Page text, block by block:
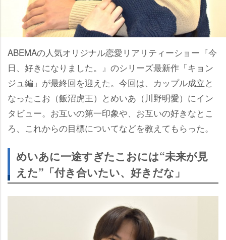
ABEMAの人気オリジナル恋愛リアリティーショー『今
日、好きになりました。』のシリーズ最新作「キョン
ジュ編」が最終回を迎えた。今回は、カップル成立と
なったこお（飯沼虎王）とめいあ（川野明愛）にイン
タビュー。お互いの第一印象や、お互いの好きなとこ
ろ、これからの目標についてなどを教えてもらった。
めいあに一途すぎたこおには“未来が見
えた”「付き合いたい、好きだな」